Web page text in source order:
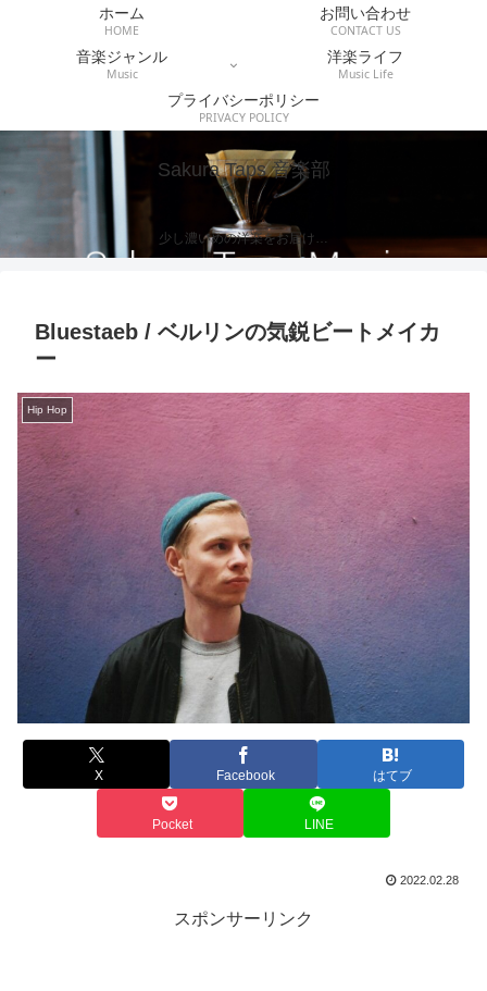
Sakura Taps 音楽部
少し濃いめの洋楽をお届け…
ホーム
HOME
お問い合わせ
CONTACT US
音楽ジャンル
Music
洋楽ライフ
Music Life
プライバシーポリシー
PRIVACY POLICY
Bluestaeb / ベルリンの気鋭ビートメイカ
ー
Hip Hop
X Facebook はてブ
Pocket LINE
2022.02.28
スポンサーリンク